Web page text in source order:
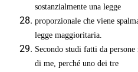
sostanzialmente una legge
proporzionale che viene
legge maggioritaria.
Secondo studi fatti da
di me, perché uno dei tre